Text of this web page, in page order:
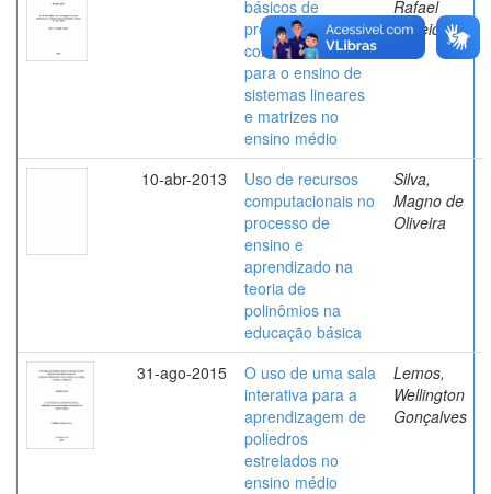
básicos de
programação
como alternativa
para o ensino de
sistemas lineares
e matrizes no
ensino médio
Rafael
Almeida
10-abr-2013
Uso de recursos
computacionais no
processo de
ensino e
aprendizado na
teoria de
polinômios na
educação básica
Silva,
Magno de
Oliveira
31-ago-2015
O uso de uma sala
interativa para a
aprendizagem de
poliedros
estrelados no
ensino médio
Lemos,
Wellington
Gonçalves